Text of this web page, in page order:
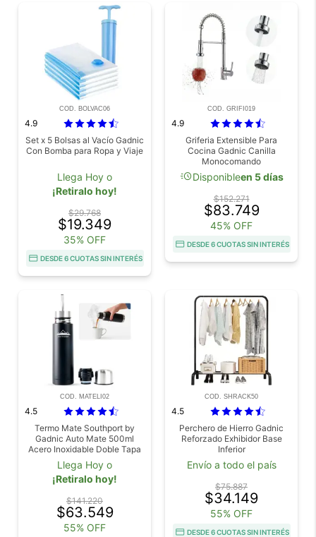
COD. BOLVAC06
4.9
Set x 5 Bolsas al Vacío Gadnic
Con Bomba para Ropa y Viaje
Llega Hoy o
¡Retiralo hoy!
$29.768
$19.349
35% OFF
DESDE 6 CUOTAS SIN INTERÉS
COD. GRIFI019
4.9
Griferia Extensible Para
Cocina Gadnic Canilla
Monocomando
acuteDisponibleen 5 días
$152.271
$83.749
45% OFF
DESDE 6 CUOTAS SIN INTERÉS
COD. MATELI02
4.5
Termo Mate Southport by
Gadnic Auto Mate 500ml
Acero Inoxidable Doble Tapa
Llega Hoy o
¡Retiralo hoy!
$141.220
$63.549
55% OFF
COD. SHRACK50
4.5
Perchero de Hierro Gadnic
Reforzado Exhibidor Base
Inferior
Envío a todo el país
$75.887
$34.149
55% OFF
DESDE 6 CUOTAS SIN INTERÉS